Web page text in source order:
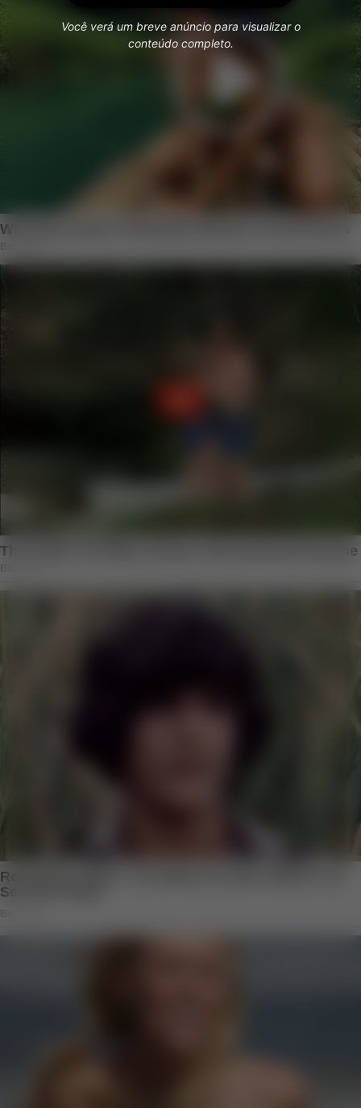
Você verá um breve anúncio para visualizar o
conteúdo completo.